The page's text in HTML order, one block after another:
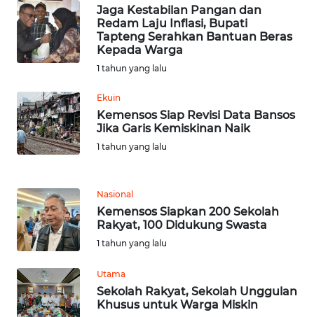
Jaga Kestabilan Pangan dan
Redam Laju Inflasi, Bupati
Tapteng Serahkan Bantuan Beras
Kepada Warga
1 tahun yang lalu
Ekuin
Kemensos Siap Revisi Data Bansos
Jika Garis Kemiskinan Naik
1 tahun yang lalu
Nasional
Kemensos Siapkan 200 Sekolah
Rakyat, 100 Didukung Swasta
1 tahun yang lalu
Utama
Sekolah Rakyat, Sekolah Unggulan
Khusus untuk Warga Miskin
WN
NIAS
WN
WN
TAPANULI
SELATAN
TANJUNG
LESUNG
WN
WN
SIMALUNGUN